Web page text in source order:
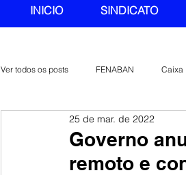
INICIO SINDICATO
Ver todos os posts FENABAN Caixa
Banco do Brasil CONTEC
Governo
remoto e
25 de mar. de 2022